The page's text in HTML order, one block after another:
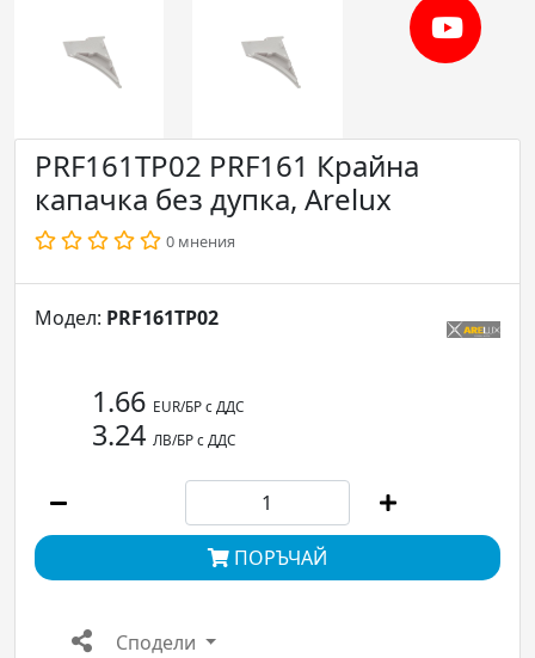
PRF161TP02 PRF161 Крайна
капачка без дупка, Arelux
0 мнения
Модел: PRF161TP02
1.66 EUR/БР с ДДС
3.24 ЛВ/БР с ДДС
ПОРЪЧАЙ
Сподели